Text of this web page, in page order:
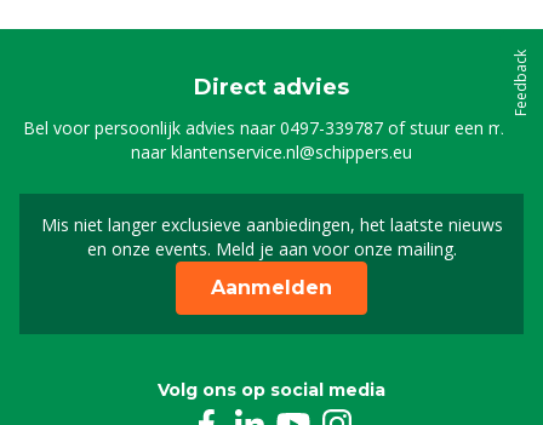
Direct advies
Bel voor persoonlijk advies naar0497-339787of stuur een mail
naarklantenservice.nl@schippers.eu
Mis niet langer exclusieve aanbiedingen, het laatste nieuws
en onze events. Meld je aan voor onze mailing.
Schrijf je in voor onze
Aanmelden
Volg ons op social media
Feedback